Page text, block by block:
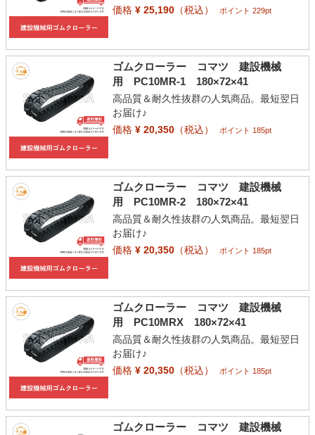
価格¥ 25,190（税込） ポイント 229pt
ゴムクローラー コマツ 建設機械
用 PC10MR-1 180×72×41
高品質＆耐久性抜群の人気商品。最短翌日
お届け♪
価格¥ 20,350（税込） ポイント 185pt
ゴムクローラー コマツ 建設機械
用 PC10MR-2 180×72×41
高品質＆耐久性抜群の人気商品。最短翌日
お届け♪
価格¥ 20,350（税込） ポイント 185pt
ゴムクローラー コマツ 建設機械
用 PC10MRX 180×72×41
高品質＆耐久性抜群の人気商品。最短翌日
お届け♪
価格¥ 20,350（税込） ポイント 185pt
ゴムクローラー コマツ 建設機械